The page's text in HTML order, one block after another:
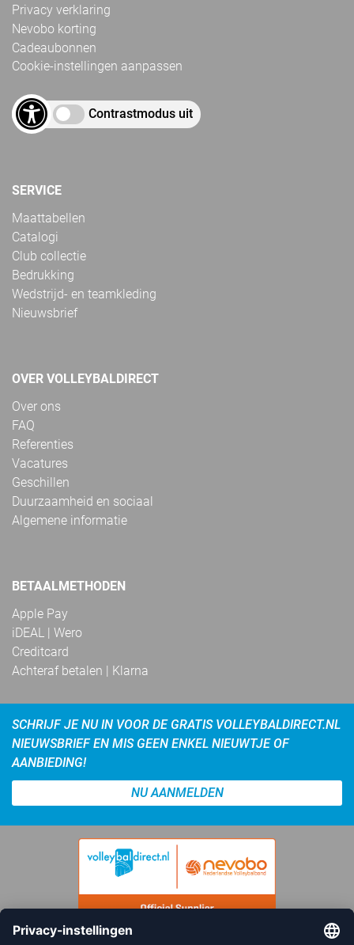
Privacy verklaring
Nevobo korting
Cadeaubonnen
Cookie-instellingen aanpassen
Contrastmodus uit
SERVICE
Maattabellen
Catalogi
Club collectie
Bedrukking
Wedstrijd- en teamkleding
Nieuwsbrief
OVER VOLLEYBALDIRECT
Over ons
FAQ
Referenties
Vacatures
Geschillen
Duurzaamheid en sociaal
Algemene informatie
BETAALMETHODEN
Apple Pay
iDEAL | Wero
Creditcard
Achteraf betalen | Klarna
SCHRIJF JE NU IN VOOR DE GRATIS VOLLEYBALDIRECT.NL
NIEUWSBRIEF EN MIS GEEN ENKEL NIEUWTJE OF
AANBIEDING!
NU AANMELDEN